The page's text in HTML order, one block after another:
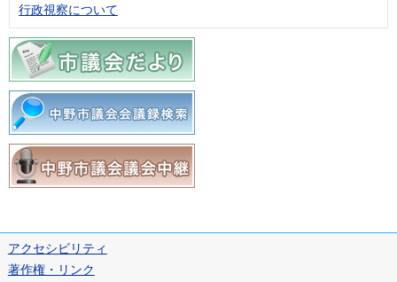
行政視察について
アクセシビリティ
著作権・リンク